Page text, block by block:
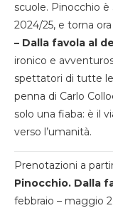
scuole. Pinocchio
2024/25, e torna
– Dalla favola al
ironico e
spettatori di tutte le
penna di Carlo
solo una fiaba: è il
verso l’umanità.
Prenotazioni a
Pinocchio. Dalla
febbraio – maggio